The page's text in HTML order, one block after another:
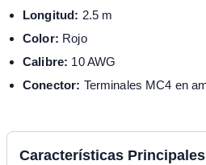
Longitud: 2.5 m
Color: Rojo
Calibre: 10 AWG
Conector: Terminales MC4 en
Características Principales